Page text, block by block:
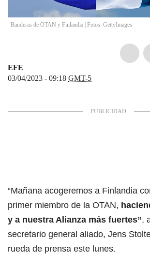
Banderas de OTAN y Finlandia | Fotos: GettyImages
EFE
03/04/2023 - 09:18 GMT-5
“Mañana acogeremos a Finlandia
primer miembro de la OTAN,
y a nuestra Alianza más fuertes”,
secretario general aliado, Jens
rueda de prensa este lunes.